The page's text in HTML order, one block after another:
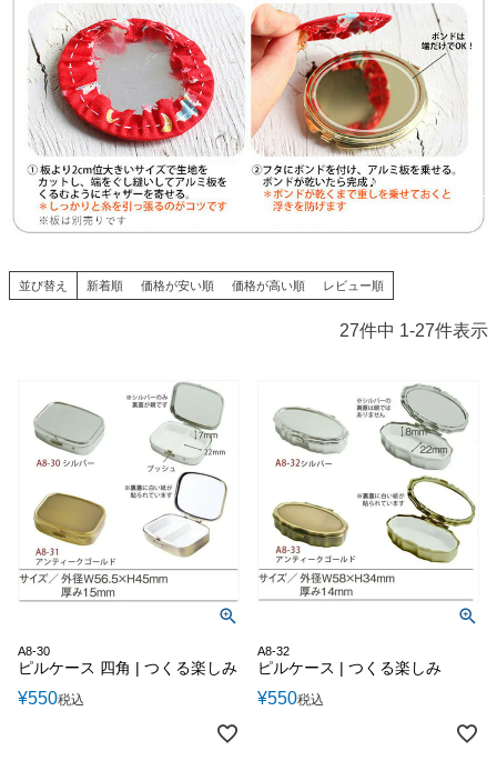
並び替え 新着順 価格が安い順 価格が高い順 レビュー順
27件中 1-27件表示
A8-30
ピルケース 四角 | つくる楽しみ
¥550税込
A8-32
ピルケース | つくる楽しみ
¥550税込